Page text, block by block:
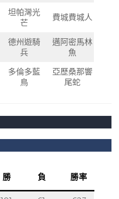
坦帕灣光
芒
費城費城人
德州遊騎
兵
邁阿密馬林
魚
多倫多藍
鳥
亞歷桑那響
尾蛇
勝 負 勝率